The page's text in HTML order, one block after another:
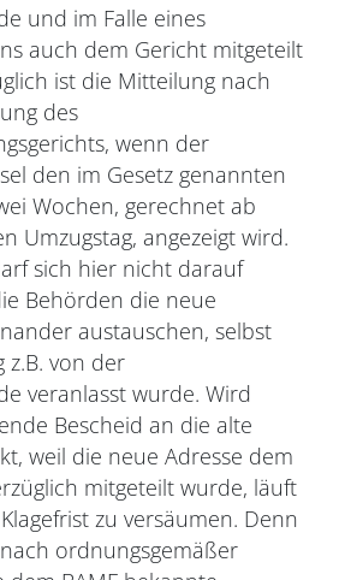
und im Falle eines
auch dem Gericht mitgeteilt
ist die Mitteilung nach
des
wenn der
den im Gesetz genannten
Wochen, gerechnet ab
Umzugstag, angezeigt wird.
sich hier nicht darauf
Behörden die neue
austauschen, selbst
z.B. von der
veranlasst wurde. Wird
Bescheid an die alte
weil die neue Adresse dem
mitgeteilt wurde, läuft
zu versäumen. Denn
ordnungsgemäßer